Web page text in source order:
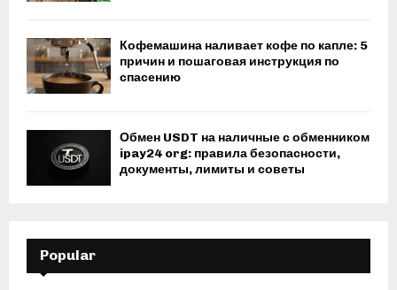
Кофемашина наливает кофе по капле: 5
причин и пошаговая инструкция по
спасению
Обмен USDT на наличные с обменником
ipay24 org: правила безопасности,
документы, лимиты и советы
Popular